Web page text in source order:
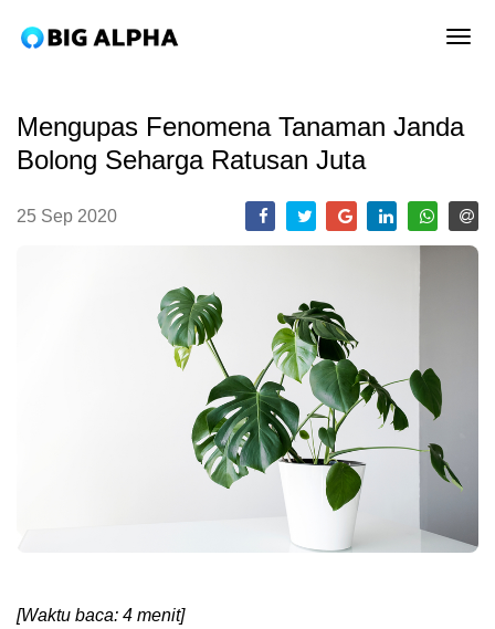
Mengupas Fenomena Tanaman Janda
Bolong Seharga Ratusan Juta
25 Sep 2020
[Waktu baca: 4 menit]